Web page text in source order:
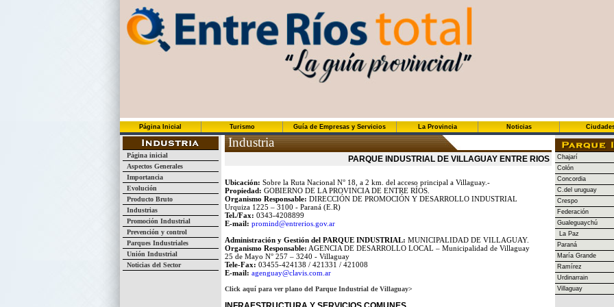
Página Inicial Turismo Guía de Empresas y Servicios La Provincia Noticias
Página inicial
Aspectos Generales
Importancia
Evolución
Producto Bruto
Industrias
Promoción Industrial
Prevención y control
Parques Industriales
Unión Industrial
Noticias del Sector
Industria
PARQUE INDUSTRIAL DE VILLAGUAY ENTRE RIOS
Ubicación: Sobre la Ruta Nacional N° 18, a 2 km. del acceso principal a Villaguay.-
Propiedad: GOBIERNO DE LA PROVINCIA DE ENTRE RÍOS.
Organismo Responsable: DIRECCIÓN DE PROMOCIÓN Y DESARROLLO INDUSTRIAL
Urquiza 1225 – 3100 - Paraná (E.R)
Tel./Fax: 0343-4208899
E-mail: promind@entrerios.gov.ar
Administración y Gestión del PARQUE INDUSTRIAL: MUNICIPALIDAD DE VILLAGUAY.
Organismo Responsable: AGENCIA DE DESARROLLO LOCAL – Municipalidad de Villaguay
25 de Mayo N° 257 – 3240 - Villaguay
Tele-Fax: 03455-424138 / 421331 / 421008
E-mail: agenguay@clavis.com.ar
Click aquí para ver plano del Parque Industrial de Villaguay>
Chajarí
Colón
Concordia
C.del uruguay
Crespo
Federación
Gualeguaychú
La Paz
Paraná
María Grande
Ramírez
Urdinarrain
Villaguay